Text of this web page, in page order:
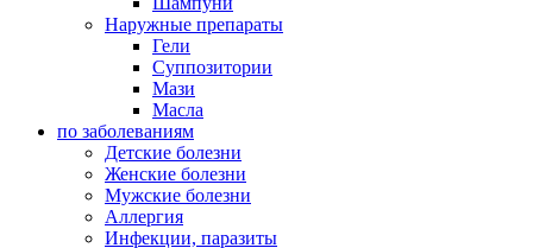
Наружные препараты
Гели
Суппозитории
Мази
Масла
по заболеваниям
Детские болезни
Женские болезни
Мужские болезни
Аллергия
Инфекции, паразиты